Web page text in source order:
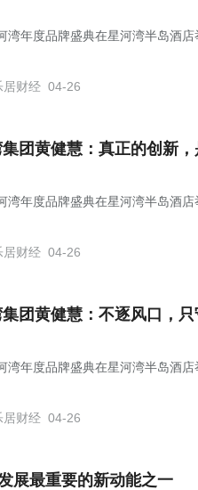
湾年度品牌盛典在星河湾半岛酒店
居财经 04-26
团黄健慧：真正的创新
湾年度品牌盛典在星河湾半岛酒店
居财经 04-26
团黄健慧：不逐风口，
湾年度品牌盛典在星河湾半岛酒店
居财经 04-26
展最重要的新动能之一